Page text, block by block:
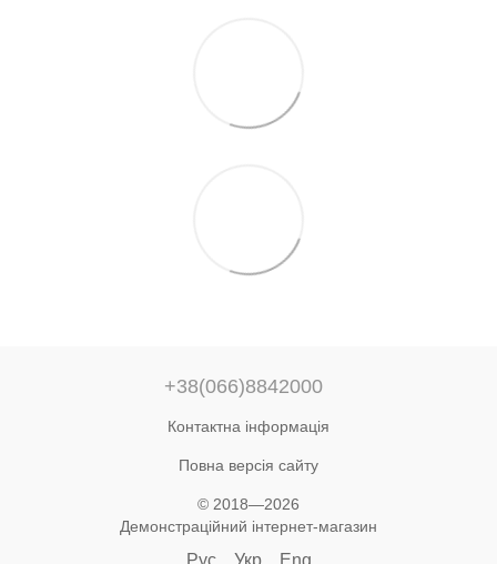
+38(066)8842000
Контактна інформація
Повна версія сайту
© 2018—2026
Демонстраційний інтернет-магазин
Рус Укр Eng